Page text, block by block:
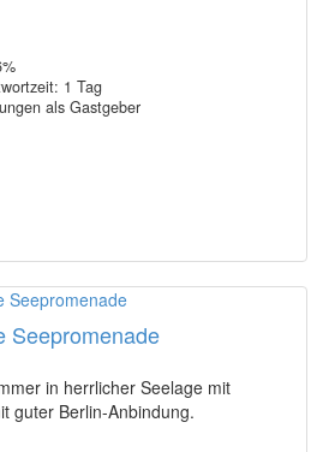
1 Tag
als Gastgeber
Seepromenade
in herrlicher Seelage mit
guter Berlin-Anbindung.